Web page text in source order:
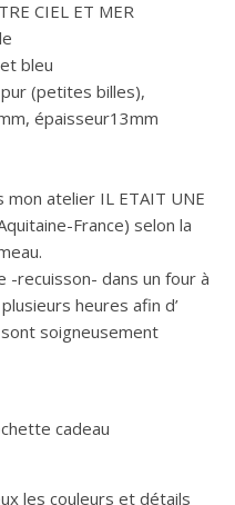
CIEL ET MER
bleu
(petites billes),
épaisseur13mm
mon atelier IL ETAIT UNE
France) selon la
-recuisson- dans un four à
heures afin d’
soigneusement
cadeau
les couleurs et détails